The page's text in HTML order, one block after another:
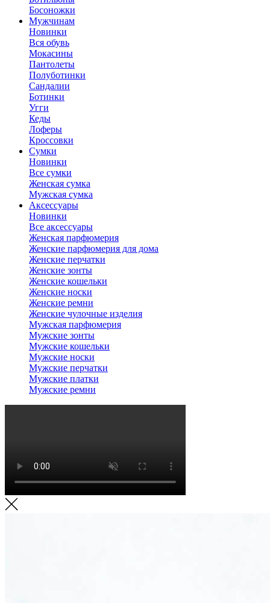
Босоножки
Мужчинам
Новинки
Вся обувь
Мокасины
Пантолеты
Полуботинки
Сандалии
Ботинки
Угги
Кеды
Лоферы
Кроссовки
Сумки
Новинки
Все сумки
Женская сумка
Мужская сумка
Аксессуары
Новинки
Все аксессуары
Женская парфюмерия
Женские парфюмерия для дома
Женские перчатки
Женские зонты
Женские кошельки
Женские носки
Женские ремни
Женские чулочные изделия
Мужская парфюмерия
Мужские зонты
Мужские кошельки
Мужские носки
Мужские перчатки
Мужские платки
Мужские ремни